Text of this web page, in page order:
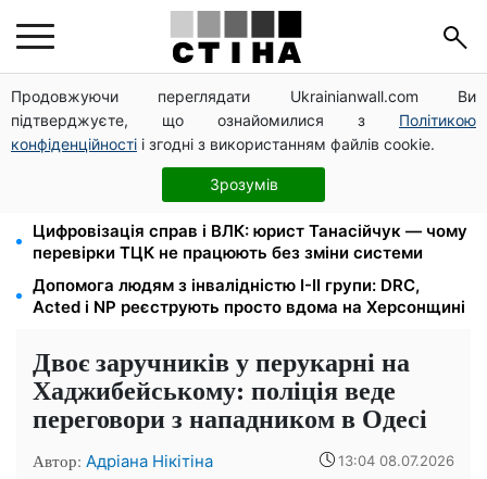
Продовжуючи переглядати Ukrainianwall.com Ви
підтверджуєте, що ознайомилися з Політикою
конфіденційності і згодні з використанням файлів cookie.
Зрозумів
Новий знак на центральній вулиці: водіям
вантажівок заборонили зупинку — штраф до 680
грн
Нічний тариф на світло 2,16 грн/кВт-г: економія до
540 грн на місяць з вересня
Цифровізація справ і ВЛК: юрист Танасійчук — чому
перевірки ТЦК не працюють без зміни системи
Допомога людям з інвалідністю I-II групи: DRC,
Acted і NP реєструють просто вдома на Херсонщині
Двоє заручників у перукарні на
Хаджибейському: поліція веде
переговори з нападником в Одесі
Автор: Адріана Нікітіна 13:04 08.07.2026